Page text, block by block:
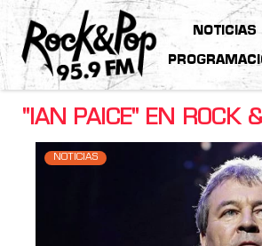
NOTICIAS
"IAN PAICE" EN ROCK
NOTICIAS